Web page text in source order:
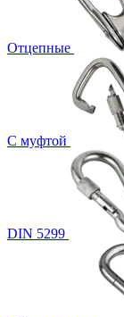
Отцепные
С муфтой
DIN 5299